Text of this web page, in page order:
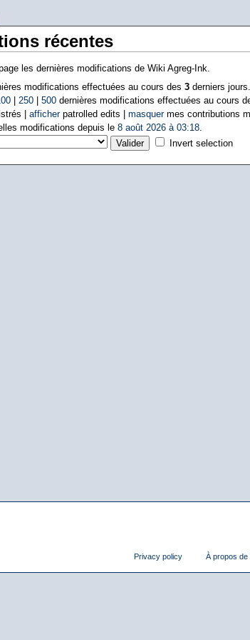
récentes
les dernières modifications de Wiki Agreg-Ink.
modifications effectuées au cours des 3derniers jours.
| 250| 500dernières modifications effectuées au cours
| afficherpatrolled edits | masquermes contributions
modifications depuis le 8 août 2026 à 03:18.
Invert selection
Privacy policy À propos de